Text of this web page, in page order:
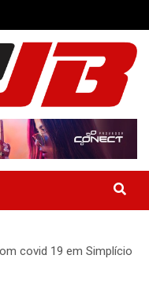
covid 19 em Simplício